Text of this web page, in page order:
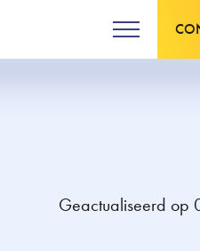
Geactualiseerd op